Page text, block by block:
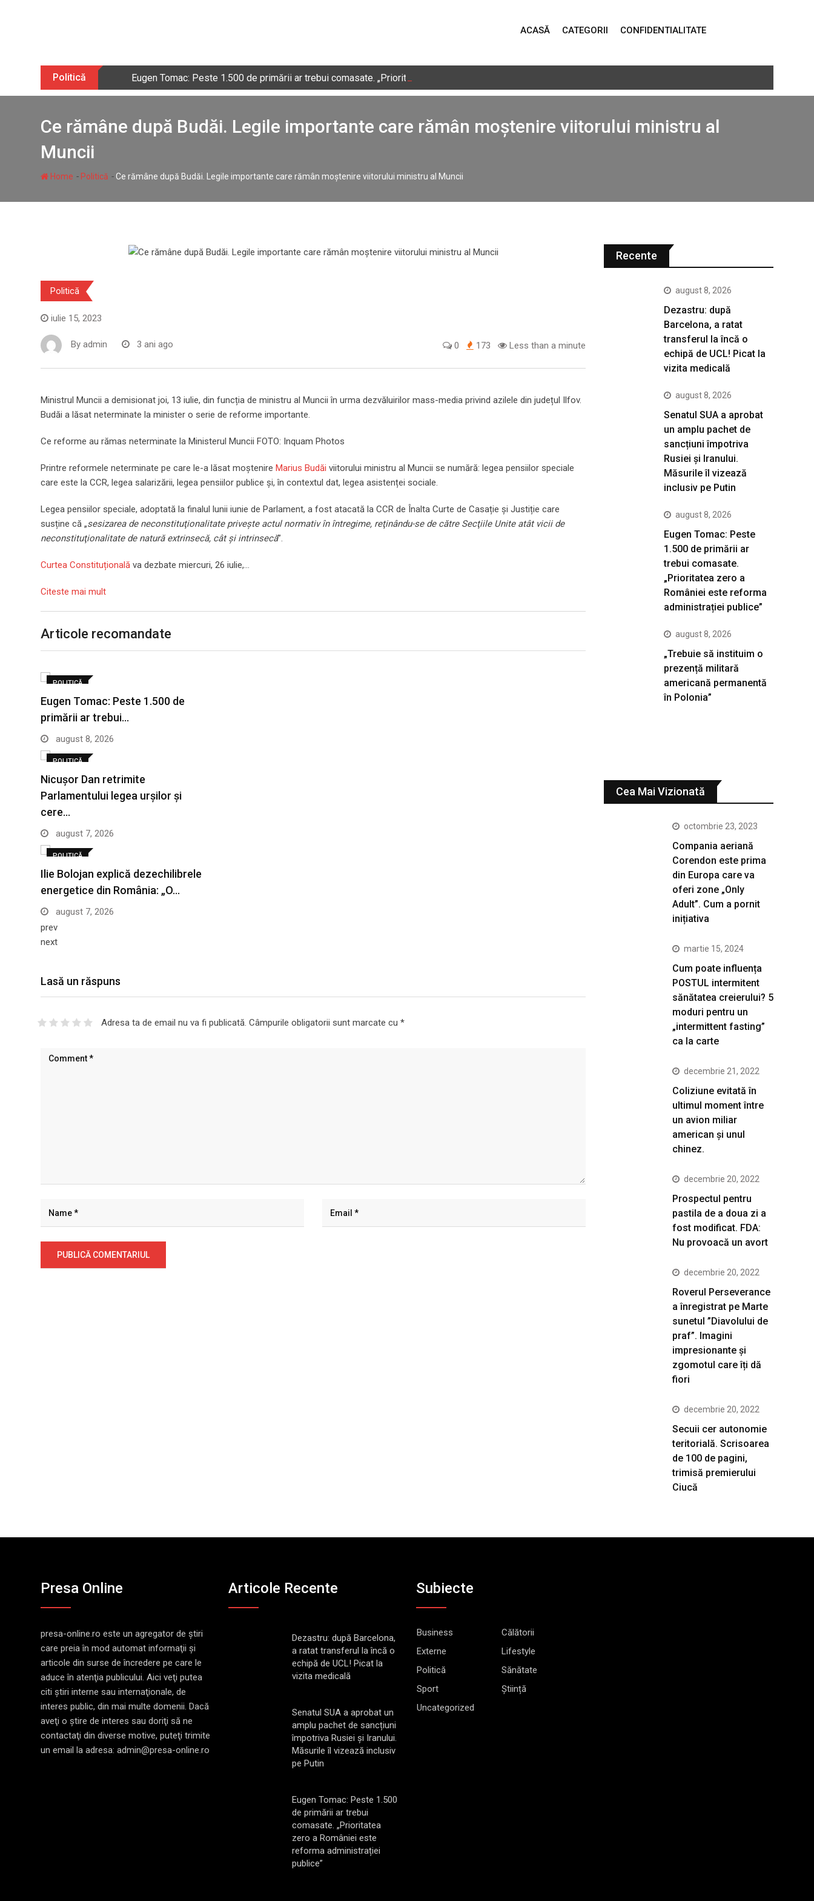
ACASĂ CATEGORII CONFIDENTIALITATE
Politică Eugen Tomac: Peste 1.500 de primării ar trebui comasate. „Prioritatea zero a României este reforma administrației publice”
Ce rămâne după Budăi. Legile importante care rămân moștenire viitorului ministru al
Muncii
Home - Politică -Ce rămâne după Budăi. Legile importante care rămân moștenire viitorului ministru al Muncii
Politică
iulie 15, 2023
By admin 3 ani ago 0 173 Less than a minute
Ministrul Muncii a demisionat joi, 13 iulie, din funcția de ministru al Muncii în urma dezvăluirilor mass-media privind azilele din județul Ilfov.
Budăi a lăsat neterminate la minister o serie de reforme importante.
Ce reforme au rămas neterminate la Ministerul Muncii FOTO: Inquam Photos
Printre reformele neterminate pe care le-a lăsat moștenire Marius Budăi viitorului ministru al Muncii se numără: legea pensiilor speciale
care este la CCR, legea salarizării, legea pensiilor publice și, în contextul dat, legea asistenței sociale.
Legea pensiilor speciale, adoptată la finalul lunii iunie de Parlament, a fost atacată la CCR de Înalta Curte de Casație și Justiție care
susține că „sesizarea de neconstituţionalitate priveşte actul normativ în întregime, reţinându-se de către Secţiile Unite atât vicii de
neconstituţionalitate de natură extrinsecă, cât şi intrinsecă”.
Curtea Constituțională va dezbate miercuri, 26 iulie,…
Citeste mai mult
Articole recomandate
POLITICĂ
Eugen Tomac: Peste 1.500 de
primării ar trebui…
august 8, 2026
POLITICĂ
Nicușor Dan retrimite
Parlamentului legea urșilor și
cere…
august 7, 2026
POLITICĂ
Ilie Bolojan explică dezechilibrele
energetice din România: „O…
august 7, 2026
prev
next
Lasă un răspuns
Adresa ta de email nu va fi publicată. Câmpurile obligatorii sunt marcate cu *
Recente
august 8, 2026
Dezastru: după
Barcelona, a ratat
transferul la încă o
echipă de UCL! Picat la
vizita medicală
august 8, 2026
Senatul SUA a aprobat
un amplu pachet de
sancțiuni împotriva
Rusiei și Iranului.
Măsurile îl vizează
inclusiv pe Putin
august 8, 2026
Eugen Tomac: Peste
1.500 de primării ar
trebui comasate.
„Prioritatea zero a
României este reforma
administrației publice”
august 8, 2026
„Trebuie să instituim o
prezență militară
americană permanentă
în Polonia”
Cea Mai Vizionată
octombrie 23, 2023
Compania aeriană
Corendon este prima
din Europa care va
oferi zone „Only
Adult”. Cum a pornit
inițiativa
martie 15, 2024
Cum poate influența
POSTUL intermitent
sănătatea creierului? 5
moduri pentru un
„intermittent fasting”
ca la carte
decembrie 21, 2022
Coliziune evitată în
ultimul moment între
un avion miliar
american şi unul
chinez.
decembrie 20, 2022
Prospectul pentru
pastila de a doua zi a
fost modificat. FDA:
Nu provoacă un avort
decembrie 20, 2022
Roverul Perseverance
a înregistrat pe Marte
sunetul ”Diavolului de
praf”. Imagini
impresionante și
zgomotul care îți dă
fiori
decembrie 20, 2022
Secuii cer autonomie
teritorială. Scrisoarea
de 100 de pagini,
trimisă premierului
Ciucă
Presa Online
presa-online.ro este un agregator de ştiri
care preia în mod automat informaţii şi
articole din surse de încredere pe care le
aduce în atenţia publicului. Aici veţi putea
citi ştiri interne sau internaţionale, de
interes public, din mai multe domenii. Dacă
aveţi o ştire de interes sau doriţi să ne
contactaţi din diverse motive, puteţi trimite
un email la adresa: admin@presa-online.ro
Articole Recente
Dezastru: după Barcelona,
a ratat transferul la încă o
echipă de UCL! Picat la
vizita medicală
Senatul SUA a aprobat un
amplu pachet de sancțiuni
împotriva Rusiei și Iranului.
Măsurile îl vizează inclusiv
pe Putin
Eugen Tomac: Peste 1.500
de primării ar trebui
comasate. „Prioritatea
zero a României este
reforma administrației
publice”
Subiecte
Business
Călătorii
Externe
Lifestyle
Politică
Sănătate
Sport
Știință
Uncategorized